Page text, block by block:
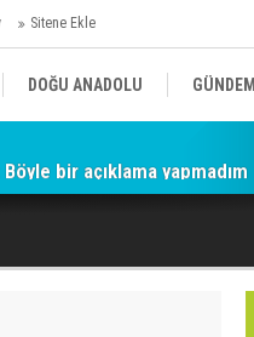
Sitene Ekle
DOĞU ANADOLU GÜNDEM
bir açıklama yapmadım